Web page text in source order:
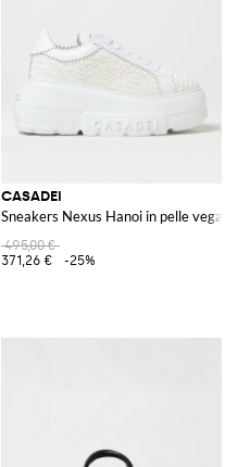
CASADEI
Sneakers Nexus Hanoi in pelle
495,00 €
371,26 €
-25%